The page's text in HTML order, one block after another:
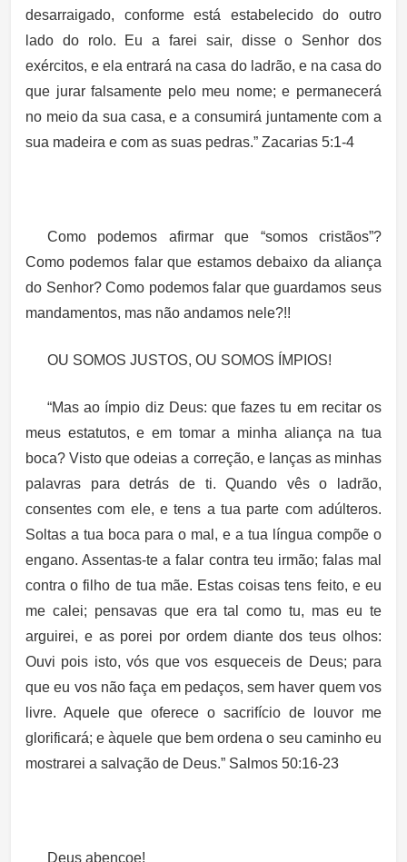
desarraigado, conforme está estabelecido do outro
lado do rolo. Eu a farei sair, disse o Senhor dos
exércitos, e ela entrará na casa do ladrão, e na casa do
que jurar falsamente pelo meu nome; e permanecerá
no meio da sua casa, e a consumirá juntamente com a
sua madeira e com as suas pedras.” Zacarias 5:1-4
Como podemos afirmar que “somos cristãos”?
Como podemos falar que estamos debaixo da aliança
do Senhor? Como podemos falar que guardamos seus
mandamentos, mas não andamos nele?!!
OU SOMOS JUSTOS, OU SOMOS ÍMPIOS!
“Mas ao ímpio diz Deus: que fazes tu em recitar os
meus estatutos, e em tomar a minha aliança na tua
boca? Visto que odeias a correção, e lanças as minhas
palavras para detrás de ti. Quando vês o ladrão,
consentes com ele, e tens a tua parte com adúlteros.
Soltas a tua boca para o mal, e a tua língua compõe o
engano. Assentas-te a falar contra teu irmão; falas mal
contra o filho de tua mãe. Estas coisas tens feito, e eu
me calei; pensavas que era tal como tu, mas eu te
arguirei, e as porei por ordem diante dos teus olhos:
Ouvi pois isto, vós que vos esqueceis de Deus; para
que eu vos não faça em pedaços, sem haver quem vos
livre. Aquele que oferece o sacrifício de louvor me
glorificará; e àquele que bem ordena o seu caminho eu
mostrarei a salvação de Deus.” Salmos 50:16-23
Deus abençoe!